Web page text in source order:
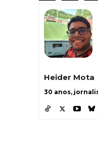
Heider Mota
30 anos,